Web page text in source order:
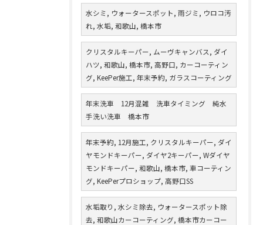
水シミ, ウォータースポット, 雨ジミ, ウロコ汚
れ, 水垢, 和歌山, 橋本市
クリスタルキーパー, ムーヴキャンバス, ダイ
ハツ, 和歌山, 橋本市, 高野口, カーコーティン
グ, KeePer施工, 年末予約, ガラスコーティング
年末洗車 12月混雑 洗車タイミング 純水
手洗い洗車 橋本市
年末予約, 12月施工, クリスタルキーパー, ダイ
ヤモンドキーパー, ダイヤ2キーパー, Wダイヤ
モンドキーパー, 和歌山, 橋本市, 車コーティン
グ, KeePerプロショップ, 高野口SS
水垢取り, 水シミ除去, ウォータースポット除
去, 和歌山カーコーティング, 橋本市カーコー